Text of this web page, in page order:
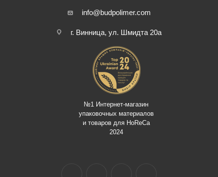
info@budpolimer.com
г. Винница, ул. Шмидта 20а
№1 Интернет-магазин
упаковочных материалов
и товаров для HoReCa
2024